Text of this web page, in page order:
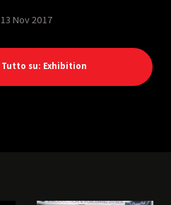
13 Nov 2017
Tutto su: Exhibition